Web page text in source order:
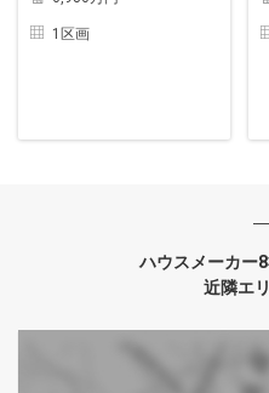
1区画
ハウスメーカー
近隣エ